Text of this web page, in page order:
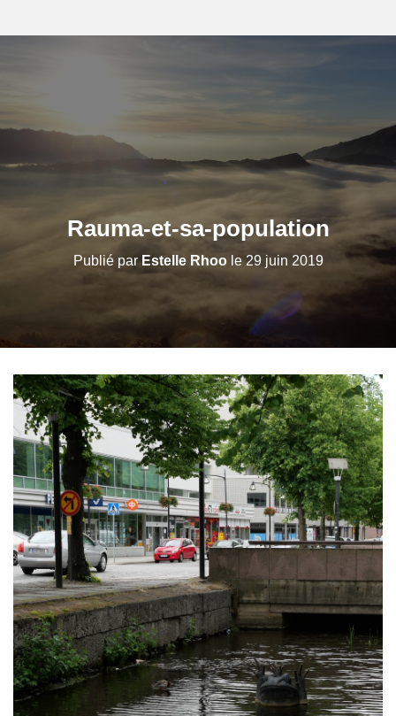
Rauma-et-sa-population
Publié parEstelle Rhoole29 juin 2019